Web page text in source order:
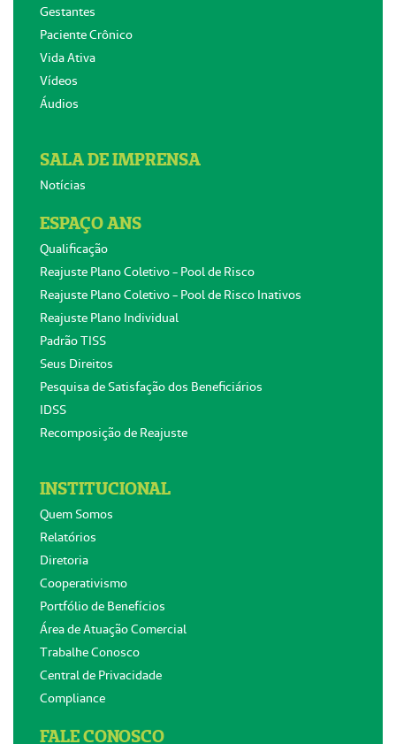
Gestantes
Paciente Crônico
Vida Ativa
Vídeos
Áudios
SALA DE IMPRENSA
Notícias
ESPAÇO ANS
Qualificação
Reajuste Plano Coletivo - Pool de Risco
Reajuste Plano Coletivo - Pool de Risco Inativos
Reajuste Plano Individual
Padrão TISS
Seus Direitos
Pesquisa de Satisfação dos Beneficiários
IDSS
Recomposição de Reajuste
INSTITUCIONAL
Quem Somos
Relatórios
Diretoria
Cooperativismo
Portfólio de Benefícios
Área de Atuação Comercial
Trabalhe Conosco
Central de Privacidade
Compliance
FALE CONOSCO